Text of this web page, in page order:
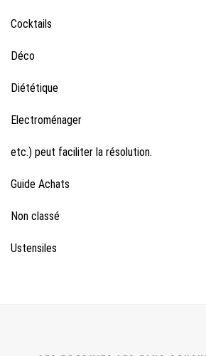
Cocktails
Déco
Diététique
Electroménager
etc.) peut faciliter la résolution.
Guide Achats
Non classé
Ustensiles